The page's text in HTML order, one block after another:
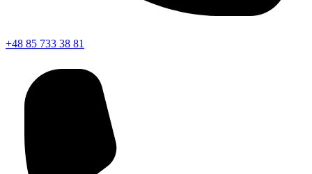
+48 85 733 38 81